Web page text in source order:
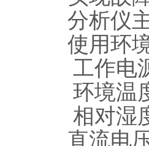
分析仪
使用环
工作电
环境
相对湿
直流电